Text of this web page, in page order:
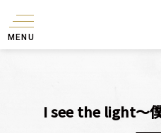
MENU
I see the light〜